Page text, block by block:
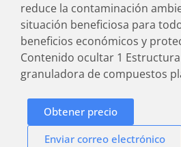
reduce la contaminación
situación beneficiosa para
beneficios económicos y
Contenido ocultar 1
granuladora de compuestos
Obtener precio
Enviar correo electrónico